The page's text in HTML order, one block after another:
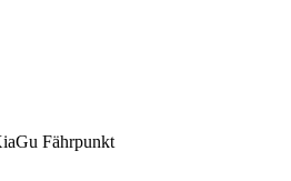
Fährpunkt